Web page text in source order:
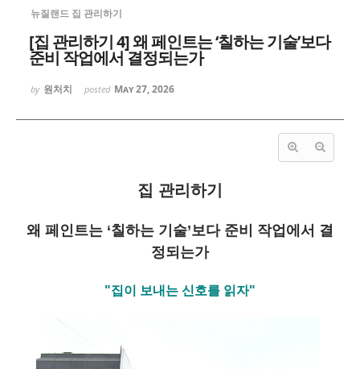
뉴질랜드 집 관리하기
[집 관리하기 4] 왜 페인트는 ‘칠하는 기술’보다
준비 작업에서 결정되는가
by 원처치 posted May 27, 2026
집 관리하기
왜 페인트는 ‘칠하는 기술’보다 준비 작업에서 결
정되는가
"집이 보내는 신호를 읽자"